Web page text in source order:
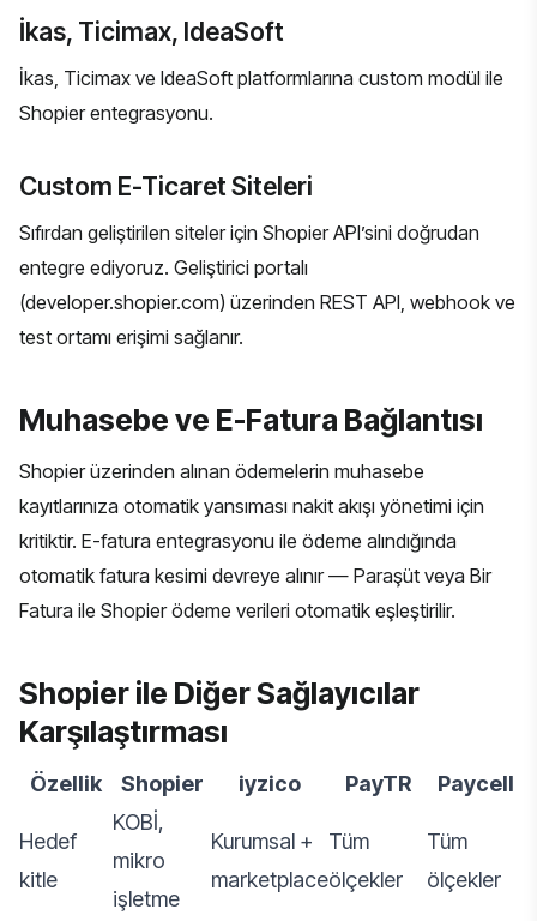
İkas, Ticimax, IdeaSoft
İkas, Ticimax ve IdeaSoft platformlarına custom modül ile
Shopier entegrasyonu.
Custom E-Ticaret Siteleri
Sıfırdan geliştirilen siteler için Shopier API’sini doğrudan
entegre ediyoruz. Geliştirici portalı
(developer.shopier.com) üzerinden REST API, webhook ve
test ortamı erişimi sağlanır.
Muhasebe ve E-Fatura Bağlantısı
Shopier üzerinden alınan ödemelerin muhasebe
kayıtlarınıza otomatik yansıması nakit akışı yönetimi için
kritiktir. E-fatura entegrasyonu ile ödeme alındığında
otomatik fatura kesimi devreye alınır — Paraşüt veya Bir
Fatura ile Shopier ödeme verileri otomatik eşleştirilir.
Shopier ile Diğer Sağlayıcılar
Karşılaştırması
Özellik Shopier iyzico PayTR Paycell
Hedef
kitle
KOBİ,
mikro
işletme
Kurumsal +
marketplace
Tüm
ölçekler
Tüm
ölçekler